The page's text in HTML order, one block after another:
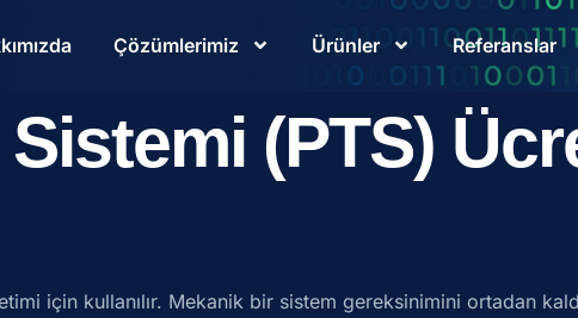
Çözümlerimiz Ürünler Referanslar
Sistemi (PTS)
için kullanılır. Mekanik bir sistem gereksinimini ortadan